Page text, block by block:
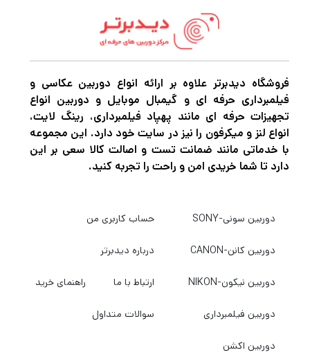
فروشگاه دیدبرتر علاوه بر ارائه انواع دوربین عکاسی و
فیلمبرداری حرفه ای و گیمبال موبایل و دوربین انواع
تجهیزات حرفه ای مانند پهپاد فیلمبرداری، رینگ لایت،
انواع لنز و میکرفون را نیز در سایت خود دارد. این مجموعه
با خدماتی مانند ضمانت تست و اصالت کالا سعی بر این
دارد تا شما خریدی امن و راحت را تجربه کنید.
دوربین سونی-SONY
دوربین کانن-CANON
دوربین نیکون-NIKON
دوربین فیلمبرداری
دوربین اکشن
حساب کاربری من
درباره دیدبرتر
ارتباط با ما راهنمای خرید
سوالات متداول